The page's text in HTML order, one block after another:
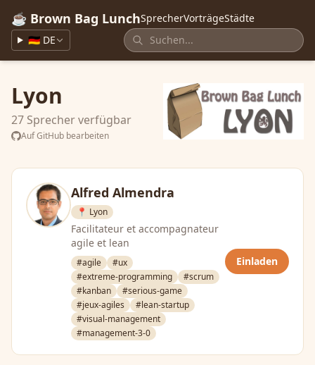
☕ Brown Bag LunchSprecherVorträgeStädte
🇩🇪 DE
Lyon
27 Sprecher verfügbar
Auf GitHub bearbeiten
Alfred Almendra
📍 Lyon
Facilitateur et accompagnateur
agile et lean
#agile
#ux
#extreme-programming
#scrum
#kanban
#serious-game
#jeux-agiles
#lean-startup
#visual-management
#management-3-0
Einladen